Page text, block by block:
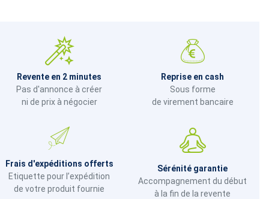
Revente en 2 minutes
Pas d'annonce à créer
ni de prix à négocier
Reprise en cash
Sous forme
de virement bancaire
Frais d'expéditions offerts
Etiquette pour l’expédition
de votre produit fournie
Sérénité garantie
Accompagnement du début
à la fin de la revente